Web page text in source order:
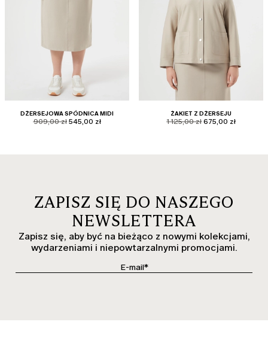
DŻERSEJOWA SPÓDNICA MIDI
product.price.original
909,00 zł product.price.sale
545,00 zł
ŻAKIET Z DŻERSEJU
product.price.original
1 125,00 zł product.price.sale
675,00 zł
ZAPISZ SIĘ DO NASZEGO
NEWSLETTERA
Zapisz się, aby być na bieżąco z nowymi kolekcjami,
wydarzeniami i niepowtarzalnymi promocjami.